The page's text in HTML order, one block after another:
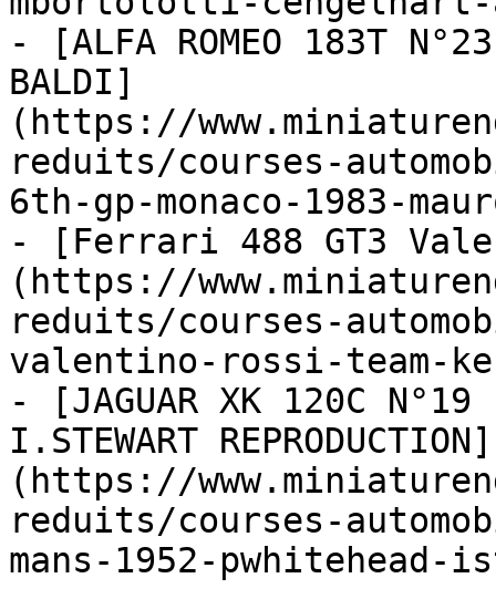
- [ALFA ROMEO 183T N°23
BALDI]
(https://
reduits/courses-
6th-gp-monaco-1983-
- [Ferrari 488 GT3
(https://
reduits/courses-
valentino-rossi-team-
- [JAGUAR XK 120C N°19
I.STEWART REPRODUCTION]
(https://
reduits/courses-
mans-1952-